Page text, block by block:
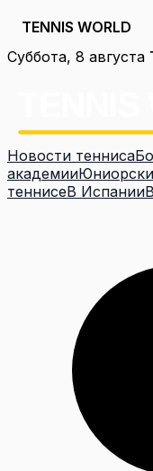
TENNIS WORLD
Перейти
Суббота, 8 августа
Новости тенниса
академии
теннисеВ Испании